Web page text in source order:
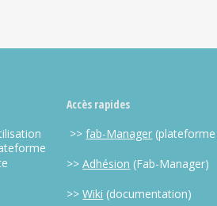
Accès rapides
>>fab-Manager
>>Adhésion (Fab-Manager)
>>Wiki (documentation)